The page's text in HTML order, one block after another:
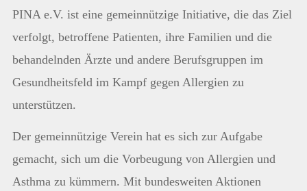
PINA e.V. ist eine gemeinnützige Initiative, die das Ziel
verfolgt, betroffene Patienten, ihre Familien und die
behandelnden Ärzte und andere Berufsgruppen im
Gesundheitsfeld im Kampf gegen Allergien zu
unterstützen.
Der gemeinnützige Verein hat es sich zur Aufgabe
gemacht, sich um die Vorbeugung von Allergien und
Asthma zu kümmern. Mit bundesweiten Aktionen